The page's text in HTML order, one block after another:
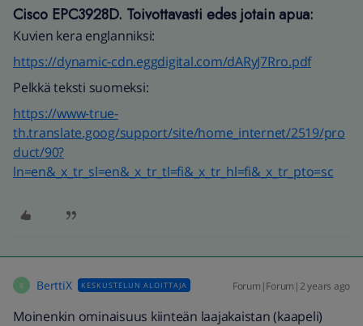
Cisco EPC3928D. Toivottavasti edes jotain apua:
Kuvien kera englanniksi:
https://dynamic-cdn.eggdigital.com/dARyJ7Rro.pdf
Pelkkä teksti suomeksi:
https://www-true-
th.translate.goog/support/site/home_internet/2519/pro
duct/90?
ln=en&_x_tr_sl=en&_x_tr_tl=fi&_x_tr_hl=fi&_x_tr_pto=sc
B BerttiX KESKUSTELUN ALOITTAJA Forum|Forum|2 years ago
Moinenkin ominaisuus kiinteän laajakaistan (kaapeli)